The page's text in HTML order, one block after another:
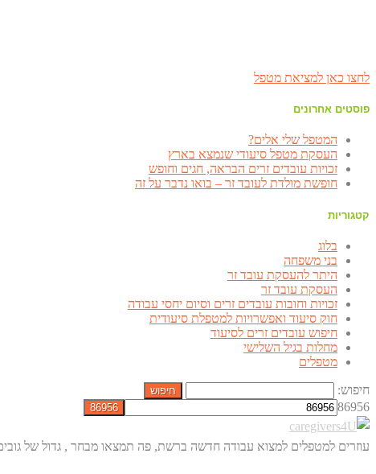
לחצו כאן למציאת מטפל
פוסטים אחרונים
המטפל שלי אלים?
העסקת מטפל סיעודי שנמצא בארץ
זכויות עובדים זרים הבראה, חגים וחופש
חופשת מולדת לעובד זר – בואו נדבר על זה
קטגוריות
בלוג
בני משפחה
היתר להעסקת עובד זר
העסקת עובד זר
זכויות וחובות עובדים זרים וסיום יחסי עבודה
חוק סיעוד ואפשרויות למטפלת סיעודית
חיפוש עובדים זרים לסיעוד
מחלות בגיל השלישי
מטפלים
חיפוש:
86956
עוזרים למטפלים למצוא עבודה חדשה ברשת, פה תמצאו מבחר , גדול של